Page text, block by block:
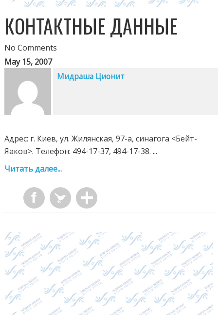
КОНТАКТНЫЕ ДАННЫЕ
No Comments
May 15, 2007
Мидраша Ционит
Адрес: г. Киев, ул. Жилянская, 97-a, синагога <Бейт-
Яаков>. Телефон: 494-17-37, 494-17-38. ...
Читать далее...